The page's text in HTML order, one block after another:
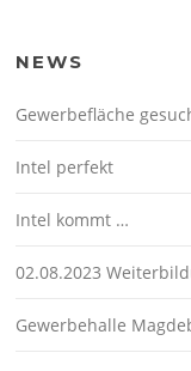
NEWS
Gewerbefläche
Intel perfekt
Intel kommt …
02.08.2023
Gewerbehalle